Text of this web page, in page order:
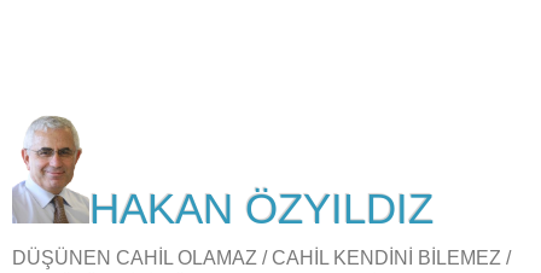
HAKAN ÖZYILDIZ
DÜŞÜNEN CAHİL OLAMAZ / CAHİL KENDİNİ BİLEMEZ /